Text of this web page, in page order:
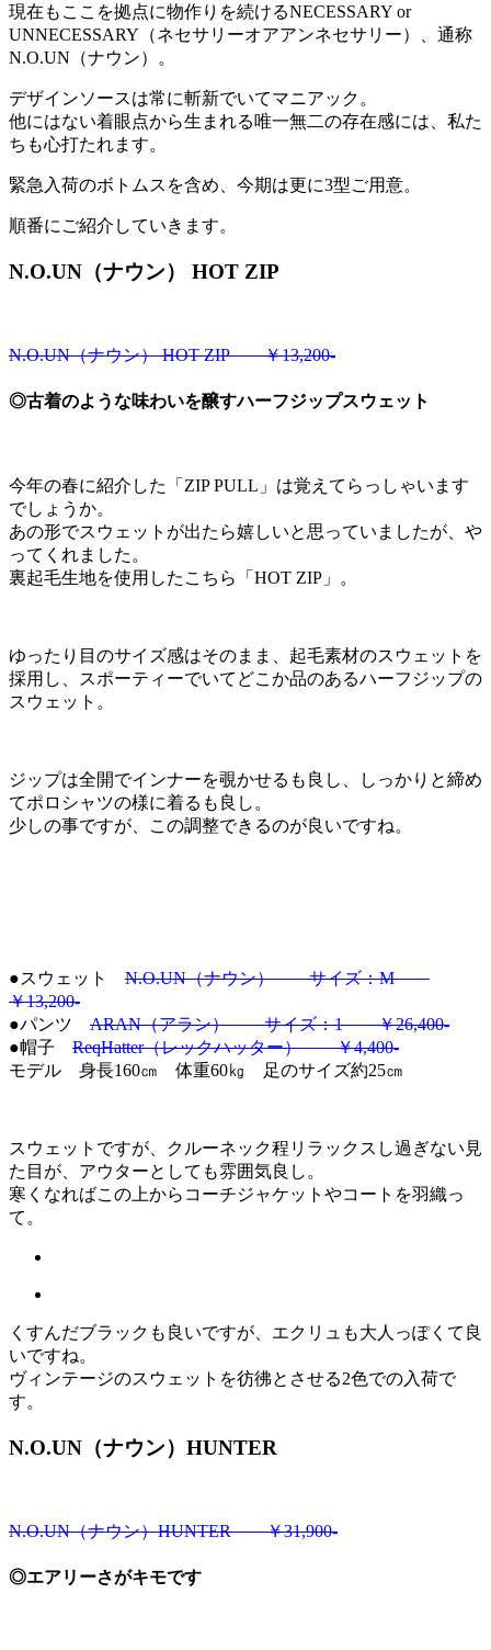
現在もここを拠点に物作りを続けるNECESSARY or
UNNECESSARY（ネセサリーオアアンネセサリー）、通称
N.O.UN（ナウン）。
デザインソースは常に斬新でいてマニアック。
他にはない着眼点から生まれる唯一無二の存在感には、私た
ちも心打たれます。
緊急入荷のボトムスを含め、今期は更に3型ご用意。
順番にご紹介していきます。
N.O.UN（ナウン） HOT ZIP
N.O.UN（ナウン） HOT ZIP ￥13,200-
◎古着のような味わいを醸すハーフジップスウェット
今年の春に紹介した「ZIP PULL」は覚えてらっしゃいます
でしょうか。
あの形でスウェットが出たら嬉しいと思っていましたが、や
ってくれました。
裏起毛生地を使用したこちら「HOT ZIP」。
ゆったり目のサイズ感はそのまま、起毛素材のスウェットを
採用し、スポーティーでいてどこか品のあるハーフジップの
スウェット。
ジップは全開でインナーを覗かせるも良し、しっかりと締め
てポロシャツの様に着るも良し。
少しの事ですが、この調整できるのが良いですね。
●スウェット N.O.UN（ナウン） サイズ：M
￥13,200-
●パンツ ARAN（アラン） サイズ：1 ￥26,400-
●帽子 ReqHatter（レックハッター） ￥4,400-
モデル 身長160㎝ 体重60㎏ 足のサイズ約25㎝
スウェットですが、クルーネック程リラックスし過ぎない見
た目が、アウターとしても雰囲気良し。
寒くなればこの上からコーチジャケットやコートを羽織っ
て。
くすんだブラックも良いですが、エクリュも大人っぽくて良
いですね。
ヴィンテージのスウェットを彷彿とさせる2色での入荷で
す。
N.O.UN（ナウン）HUNTER
N.O.UN（ナウン）HUNTER ￥31,900-
◎エアリーさがキモです